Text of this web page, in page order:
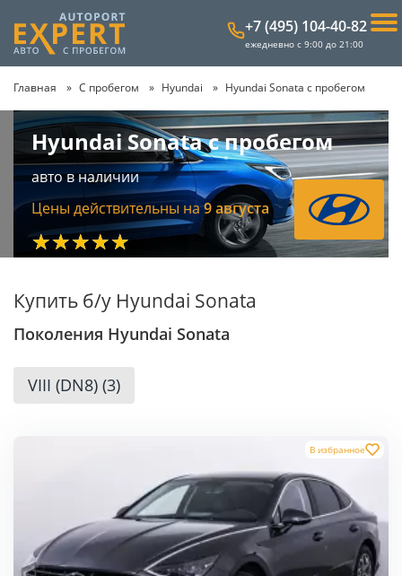
+7 (495) 104-40-82
ежедневно с 9:00 до 21:00
Главная С пробегом Hyundai Hyundai Sonata с пробегом
Hyundai Sonata с пробегом
авто в наличии
Цены действительны на9 августа
★★★★★
Купить б/у Hyundai Sonata
Поколения Hyundai Sonata
VIII (DN8) (3)
В избранное